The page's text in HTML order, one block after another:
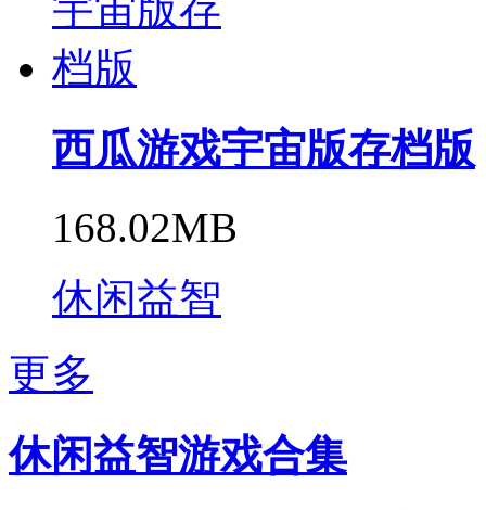
西瓜游戏宇宙版存档版
168.02MB
休闲益智
更多
休闲益智游戏合集